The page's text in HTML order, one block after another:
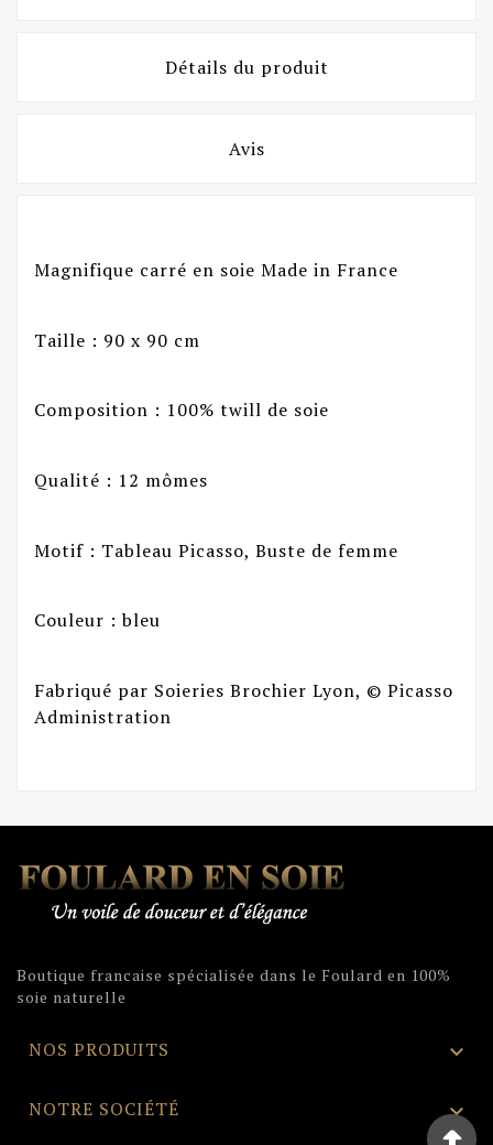
Détails du produit
Avis
Magnifique carré en soie Made in France
Taille : 90 x 90 cm
Composition : 100% twill de soie
Qualité : 12 mômes
Motif : Tableau Picasso, Buste de femme
Couleur : bleu
Fabriqué par Soieries Brochier Lyon, © Picasso
Administration
Boutique francaise spécialisée dans le Foulard en 100%
soie naturelle
NOS PRODUITS 
NOTRE SOCIÉTÉ 